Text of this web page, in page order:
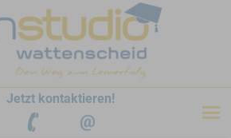
Jetzt kontaktieren!